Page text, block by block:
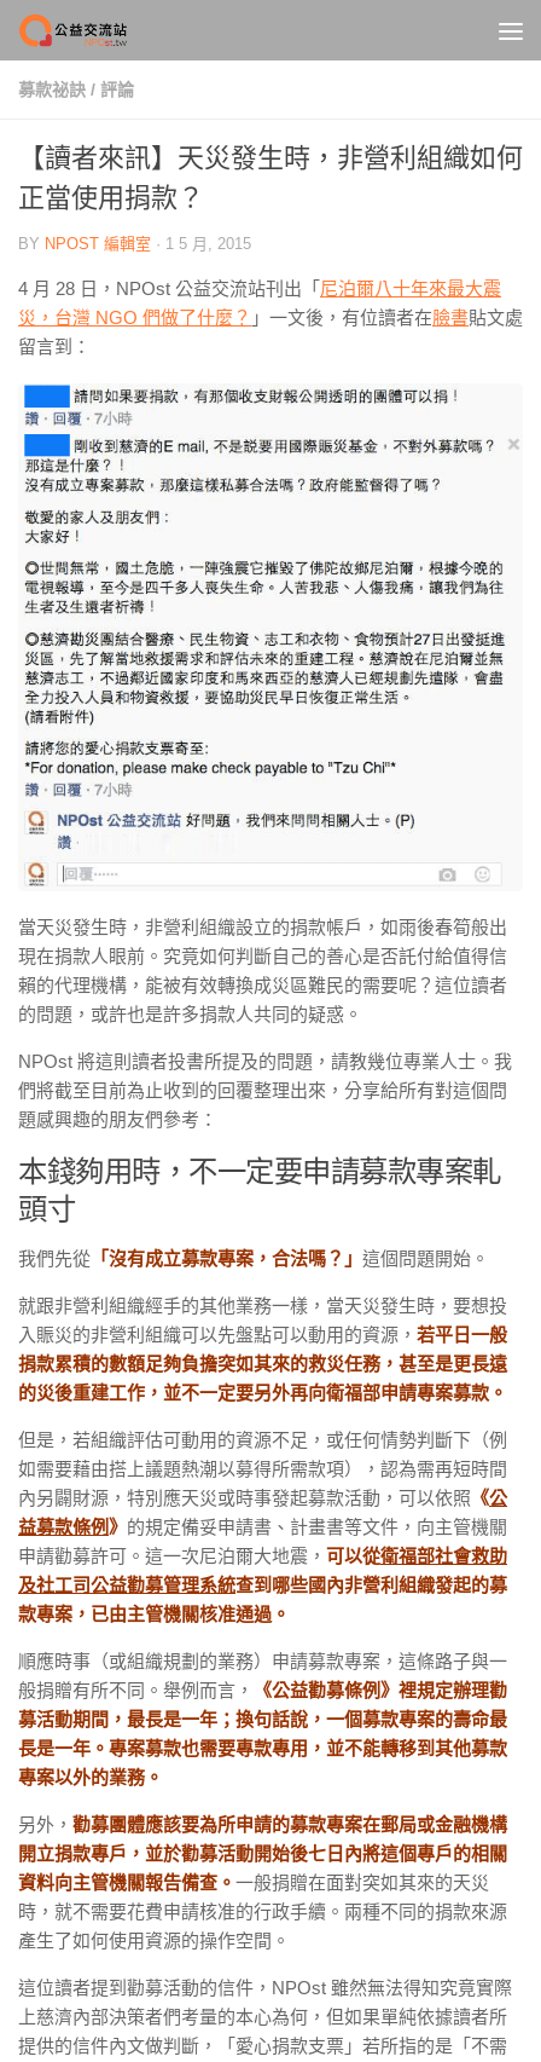
Skip to content
募款祕訣 / 評論
【讀者來訊】天災發生時，非營利組織如何
正當使用捐款？
BY NPOST 編輯室 · 1 5 月, 2015
4 月 28 日，NPOst 公益交流站刊出「 尼泊爾八十年來最大震
災，台灣 NGO 們做了什麼？ 」一文後，有位讀者在臉書貼文處
留言到：
當天災發生時，非營利組織設立的捐款帳戶，如雨後春筍般出
現在捐款人眼前。究竟如何判斷自己的善心是否託付給值得信
賴的代理機構，能被有效轉換成災區難民的需要呢？這位讀者
的問題，或許也是許多捐款人共同的疑惑。
NPOst 將這則讀者投書所提及的問題，請教幾位專業人士。我
們將截至目前為止收到的回覆整理出來，分享給所有對這個問
題感興趣的朋友們參考：
本錢夠用時，不一定要申請募款專案軋
頭寸
我們先從 「沒有成立募款專案，合法嗎？」 這個問題開始。
就跟非營利組織經手的其他業務一樣，當天災發生時，要想投
入賑災的非營利組織可以先盤點可以動用的資源， 若平日一般
捐款累積的數額足夠負擔突如其來的救災任務，甚至是更長遠
的災後重建工作，並不一定要另外再向衛福部申請專案募款。
但是，若組織評估可動用的資源不足，或任何情勢判斷下（例
如需要藉由搭上議題熱潮以募得所需款項），認為需再短時間
內另闢財源，特別應天災或時事發起募款活動，可以依照 《公
益募款條例 》 的規定備妥申請書、計畫書等文件，向主管機關
申請勸募許可。這一次尼泊爾大地震， 可以從衛福部社會救助
及社工司公益勸募管理系統查到哪些國內非營利組織發起的募
款專案，已由主管機關核准通過。
順應時事（或組織規劃的業務）申請募款專案，這條路子與一
般捐贈有所不同。舉例而言，
《公益勸募條例》裡規定辦理勸
募活動期間，最長是一年；換句話說，一個募款專案的壽命最
長是一年。專案募款也需要專款專用，並不能轉移到其他募款
專案以外的業務。
另外， 勸募團體應該要為所申請的募款專案在郵局或金融機構
開立捐款專戶，並於勸募活動開始後七日內將這個專戶的相關
資料向主管機關報告備查。 一般捐贈在面對突如其來的天災
時，就不需要花費申請核准的行政手續。兩種不同的捐款來源
產生了如何使用資源的操作空間。
這位讀者提到勸募活動的信件，NPOst 雖然無法得知究竟實際
上慈濟內部決策者們考量的本心為何，但如果單純依據讀者所
提供的信件內文做判斷，「愛心捐款支票」若所指的是「不需